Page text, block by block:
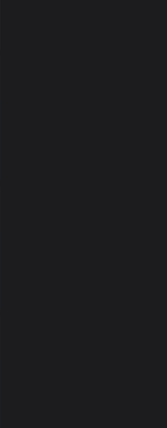
More Detail Games
More Detail Games
More Detail Games